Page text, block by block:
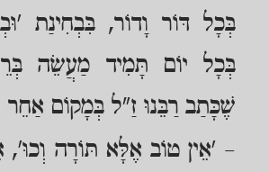
בְּכָל דּוֹר וָדוֹר, בִּבְחִינַת
בְּכָל יוֹם תָּמִיד מַעֲשֵׂה
שֶׁכָּתַב רַבֵּנוּ זַ"ל בְּמָקוֹם אַחֵר
– 'אֵין טוֹב אֶלָּא תּוֹרָה וְכוּ',